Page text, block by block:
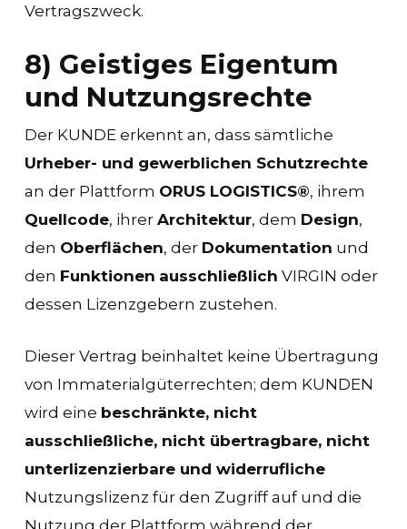
Vertragszweck.
8) Geistiges Eigentum
und Nutzungsrechte
Der KUNDE erkennt an, dass sämtliche
Urheber- und gewerblichen Schutzrechte
an der Plattform ORUS LOGISTICS®, ihrem
Quellcode, ihrer Architektur, dem Design,
den Oberflächen, der Dokumentation und
den Funktionen ausschließlich VIRGIN oder
dessen Lizenzgebern zustehen.
Dieser Vertrag beinhaltet keine Übertragung
von Immaterialgüterrechten; dem KUNDEN
wird eine beschränkte, nicht
ausschließliche, nicht übertragbare, nicht
unterlizenzierbare und widerrufliche
Nutzungslizenz für den Zugriff auf und die
Nutzung der Plattform während der